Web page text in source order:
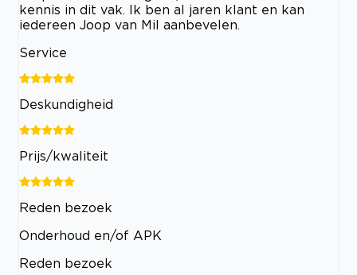
kennis in dit vak. Ik ben al jaren klant en kan
iedereen Joop van Mil aanbevelen.
Service
Deskundigheid
Prijs/kwaliteit
Reden bezoek
Onderhoud en/of APK
Reden bezoek